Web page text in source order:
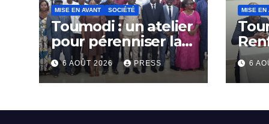
MISE EN AVANT SOCIÉTÉ
Toumodi : un atelier
pour pérenniser la
lutte anti-tabac
6 AOÛT 2026 PRESS
MISE EN
6